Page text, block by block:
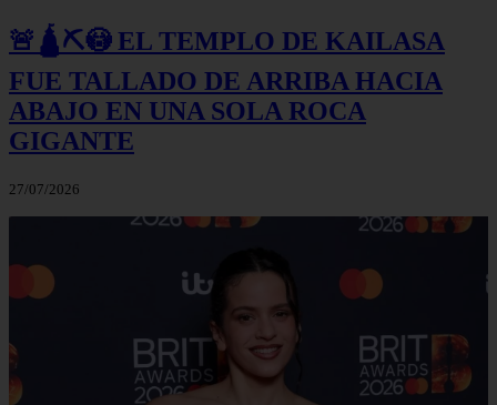
🚨🛕⛏️😳 EL TEMPLO DE KAILASA
FUE TALLADO DE ARRIBA HACIA
ABAJO EN UNA SOLA ROCA
GIGANTE
27/07/2026